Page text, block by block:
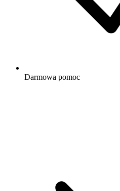
Darmowa pomoc